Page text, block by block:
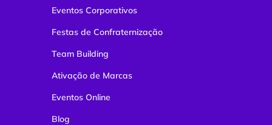
Eventos Corporativos
Festas de Confraternização
Team Building
Ativação de Marcas
Eventos Online
Blog